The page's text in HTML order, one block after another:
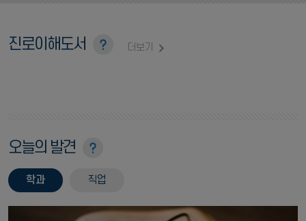
진로이해도서 더보기
오늘의 발견
학과 직업